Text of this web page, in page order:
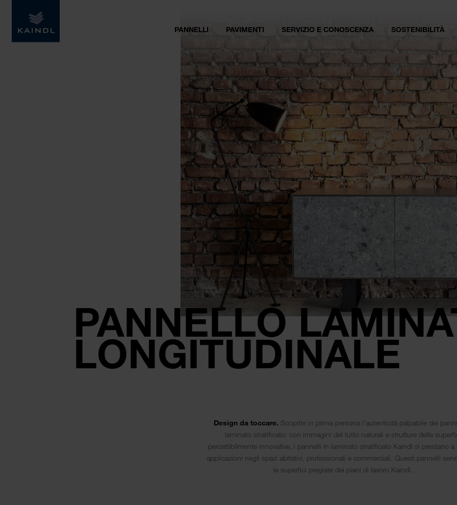
PANNELLI PAVIMENTI SERVIZIO E CONOSCENZA SOSTENIBILITÀ
PANNELLO
LONGITUDINALE
Design da toccare. Scoprite in prima persona l’autenticità palpabile dei
laminato stratificato: con immagini del tutto naturali e strutture delle
percettibilmente innovative, i pannelli in laminato stratificato Kaindl si prestano a
applicazioni negli spazi abitativi, professionali e commerciali. Questi pannelli
le superfici pregiate dei piani di lavoro Kaindl.